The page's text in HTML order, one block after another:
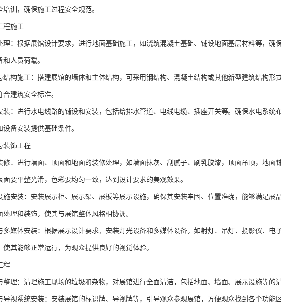
培训，确保施工过程安全规范。
程施工
理：根据展馆设计要求，进行地面基础施工，如浇筑混凝土基础、铺设地面基层材料等，确
和人员荷载。
结构施工：搭建展馆的墙体和主体结构，可采用钢结构、混凝土结构或其他新型建筑结构形
合建筑安全标准。
装：进行水电线路的铺设和安装，包括给排水管道、电线电缆、插座开关等。确保水电系统
设备安装提供基础条件。
装饰工程
修：进行墙面、顶面和地面的装修处理，如墙面抹灰、刮腻子、刷乳胶漆，顶面吊顶，地面
面要平整光滑，色彩要均匀一致，达到设计要求的美观效果。
施安装：安装展示柜、展示架、展板等展示设施，确保其安装牢固、位置准确，能够满足展
处理和装饰，使其与展馆整体风格相协调。
多媒体安装：根据展示设计要求，安装灯光设备和多媒体设备，如射灯、吊灯、投影仪、电
使其能够正常运行，为观众提供良好的视觉体验。
程
整理：清理施工现场的垃圾和杂物，对展馆进行全面清洁，包括地面、墙面、展示设施等的
导视系统安装：安装展馆的标识牌、导视牌等，引导观众参观展馆，方便观众找到各个功能